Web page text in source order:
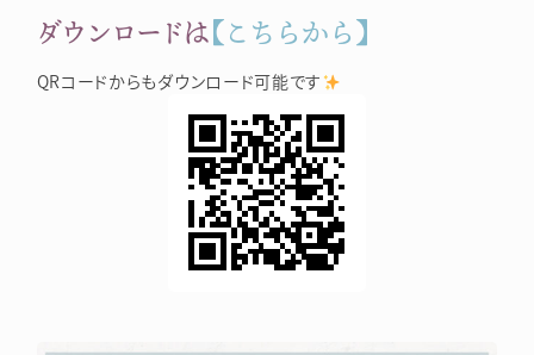
ダウンロードは【こちらから】
QRコードからもダウンロード可能です